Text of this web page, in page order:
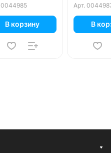
0044985
В корзину
Арт.
В